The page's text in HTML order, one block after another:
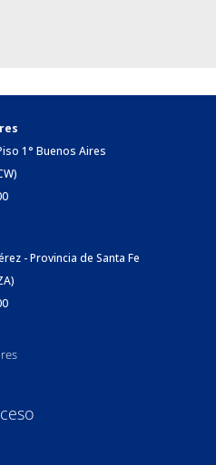
1° Buenos Aires
- Provincia de Santa Fe